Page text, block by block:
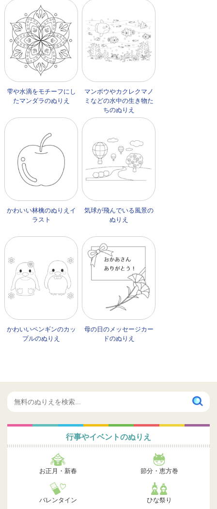
雫や水滴をモチーフにし
たマンダラのぬりえ
マンボウやカクレクマノ
ミなどの水中の生き物た
ちのぬりえ
かわいい林檎のぬりえイ
ラスト
気球が飛んでいる風景の
ぬりえ
かわいいペンギンのカッ
プルのぬりえ
母の日のメッセージカー
ドのぬりえ
行事やイベントのぬりえ
お正月・新春 節分・恵方巻
バレンタイン ひな祭り